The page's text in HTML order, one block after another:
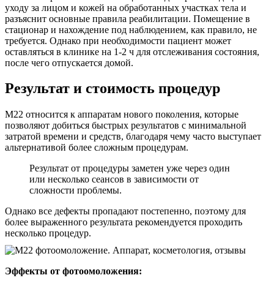
уходу за лицом и кожей на обработанных участках тела и
разъяснит основные правила реабилитации. Помещение в
стационар и нахождение под наблюдением, как правило, не
требуется. Однако при необходимости пациент может
оставляться в клинике на 1-2 ч для отслеживания состояния,
после чего отпускается домой.
Результат и стоимость процедур
М22 относится к аппаратам нового поколения, которые
позволяют добиться быстрых результатов с минимальной
затратой времени и средств, благодаря чему часто выступает
альтернативой более сложным процедурам.
Результат от процедуры заметен уже через один
или несколько сеансов в зависимости от
сложности проблемы.
Однако все дефекты пропадают постепенно, поэтому для
более выраженного результата рекомендуется проходить
несколько процедур.
Эффекты от фотоомоложения: